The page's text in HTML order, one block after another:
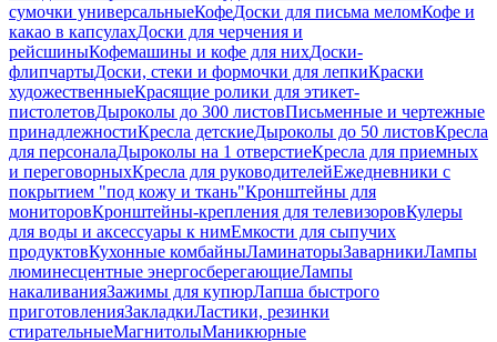
сумочки универсальныеКофеДоски для письма меломКофе и
какао в капсулахДоски для черчения и
рейсшиныКофемашины и кофе для нихДоски-
флипчартыДоски, стеки и формочки для лепкиКраски
художественныеКрасящие ролики для этикет-
пистолетовДыроколы до 300 листовПисьменные и чертежные
принадлежностиКресла детскиеДыроколы до 50 листовКресла
для персоналаДыроколы на 1 отверстиеКресла для приемных
и переговорныхКресла для руководителейЕжедневники с
покрытием "под кожу и ткань"Кронштейны для
мониторовКронштейны-крепления для телевизоровКулеры
для воды и аксессуары к нимЕмкости для сыпучих
продуктовКухонные комбайныЛаминаторыЗаварникиЛампы
люминесцентные энергосберегающиеЛампы
накаливанияЗажимы для купюрЛапша быстрого
приготовленияЗакладкиЛастики, резинки
стирательныеМагнитолыМаникюрные